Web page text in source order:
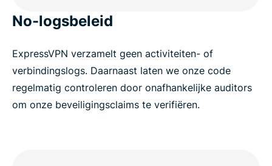
No-logsbeleid
ExpressVPN verzamelt geen activiteiten- of
verbindingslogs. Daarnaast laten we onze code
regelmatig controleren door onafhankelijke auditors
om onze beveiligingsclaims te verifiëren.